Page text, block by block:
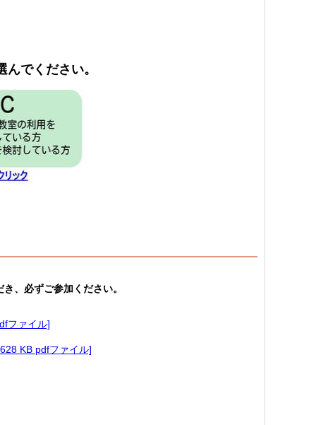
でください。
、必ずご参加ください。
ファイル]
KB pdfファイル]